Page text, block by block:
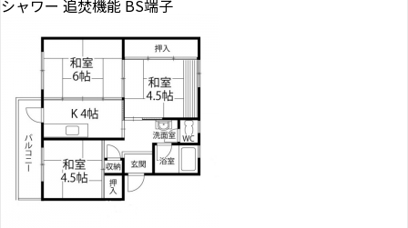
シャワー 追焚機能 BS端子